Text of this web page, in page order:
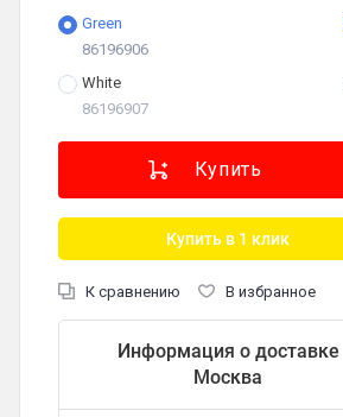
Green
86196906
White
86196907
Купить в 1 клик
К сравнению В избранное
Информация о доставке
Москва